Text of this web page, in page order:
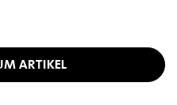
ARTIKEL